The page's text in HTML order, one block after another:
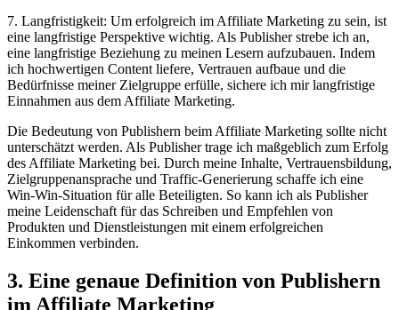
7. Langfristigkeit: Um erfolgreich im Affiliate Marketing zu sein, ist
eine langfristige Perspektive wichtig. Als Publisher strebe ich an,
eine langfristige Beziehung zu meinen Lesern aufzubauen. Indem
ich hochwertigen Content liefere, Vertrauen aufbaue und die
Bedürfnisse meiner Zielgruppe erfülle, sichere ich mir langfristige
Einnahmen aus dem Affiliate Marketing.
Die Bedeutung von Publishern beim Affiliate Marketing sollte nicht
unterschätzt werden. Als Publisher trage ich maßgeblich zum Erfolg
des Affiliate Marketing bei. Durch meine Inhalte, Vertrauensbildung,
Zielgruppenansprache und Traffic-Generierung schaffe ich eine
Win-Win-Situation für alle Beteiligten. So kann ich als Publisher
meine Leidenschaft für das Schreiben und Empfehlen von
Produkten und Dienstleistungen mit einem erfolgreichen
Einkommen verbinden.
3. Eine genaue Definition von Publishern
im Affiliate Marketing